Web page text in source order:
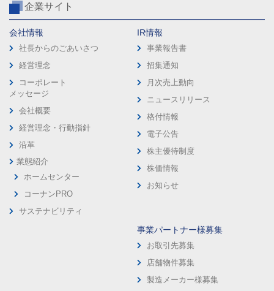
企業サイト
会社情報
社長からのごあいさつ
経営理念
コーポレート
メッセージ
会社概要
経営理念・行動指針
沿革
業態紹介
ホームセンター
コーナンPRO
サステナビリティ
IR情報
事業報告書
招集通知
月次売上動向
ニュースリリース
格付情報
電子公告
株主優待制度
株価情報
お知らせ
事業パートナー様募集
お取引先募集
店舗物件募集
製造メーカー様募集